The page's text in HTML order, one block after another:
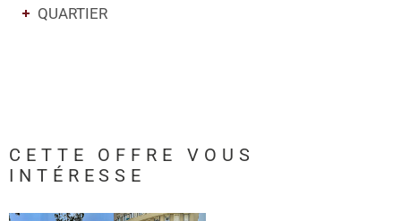
QUARTIER
CETTE OFFRE
VOUS
INTÉRESSE